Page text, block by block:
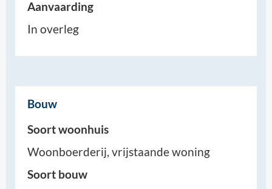
Aanvaarding
In overleg
Bouw
Soort woonhuis
Woonboerderij, vrijstaande woning
Soort bouw